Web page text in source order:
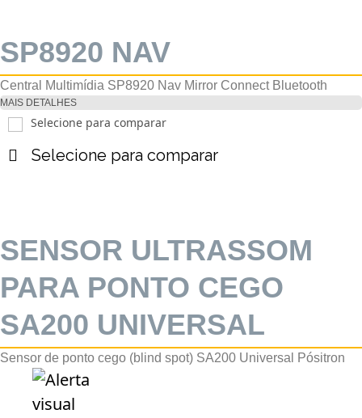
SP8920 NAV
Central Multimídia SP8920 Nav Mirror Connect Bluetooth
MAIS DETALHES
Selecione para comparar
Selecione para comparar
SENSOR ULTRASSOM
PARA PONTO CEGO
SA200 UNIVERSAL
Sensor de ponto cego (blind spot) SA200 Universal Pósitron